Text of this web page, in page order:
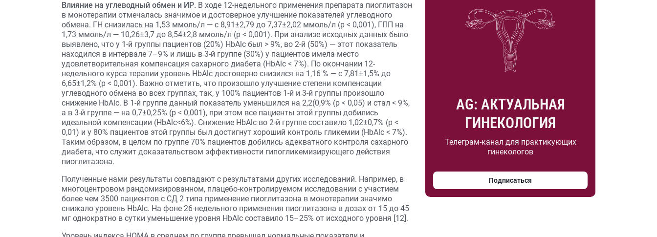
Влияние на углеводный обмен и ИР. В ходе 12-недельного применения препарата пиоглитазон
в монотерапии отмечалась значимое и достоверное улучшение показателей углеводного
обмена. ГН снизилась на 1,53 ммоль/л — с 8,91±2,79 до 7,37±2,02 ммоль/л (р < 0,001), ГПП на
1,73 ммоль/л — 10,26±3,7 до 8,54±2,8 ммоль/л (р < 0,001). При анализе исходных данных было
выявлено, что у 1-й группы пациентов (20%) HbAlc был > 9%, во 2-й (50%) — этот показатель
находился в интервале 7–9% и лишь в 3-й группе (30%) у пациентов имела место
удовлетворительная компенсация сахарного диабета (HbAlc < 7%). По окончании 12-
недельного курса терапии уровень HbAlc достоверно снизился на 1,16 % — с 7,81±1,5% до
6,65±1,2% (р < 0,001). Важно отметить, что произошло улучшение степени компенсации
углеводного обмена во всех группах, так, у 100% пациентов 1-й и 3-й группы произошло
снижение HbAlc. В 1-й группе данный показатель уменьшился на 2,2(0,9% (р < 0,05) и стал < 9%,
а в 3-й группе — на 0,7±0,25% (р < 0,001), при этом все пациенты этой группы добились
идеальной компенсации (HbAlc<6%). Снижение HbAlc во 2-й группе составило 1,02±0,7% (р <
0,01) и у 80% пациентов этой группы был достигнут хороший контроль гликемии (HbAlc < 7%).
Таким образом, в целом по группе 70% пациентов добились адекватного контроля сахарного
диабета, что служит доказательством эффективности гипогликемизирующего действия
пиоглитазона.
Полученные нами результаты совпадают с результатами других исследований. Например, в
многоцентровом рандомизированном, плацебо-контролируемом исследовании с участием
более чем 3500 пациентов с СД 2 типа применение пиоглитазона в монотерапии значимо
снижало уровень HbAlc. На фоне 26-недельного применения пиоглитазона в дозах от 15 до 45
мг однократно в сутки уменьшение уровня HbAlc составило 15–25% от исходного уровня [12].
AG: АКТУАЛЬНАЯ
ГИНЕКОЛОГИЯ
Телеграм-канал для практикующих
гинекологов
Подписаться